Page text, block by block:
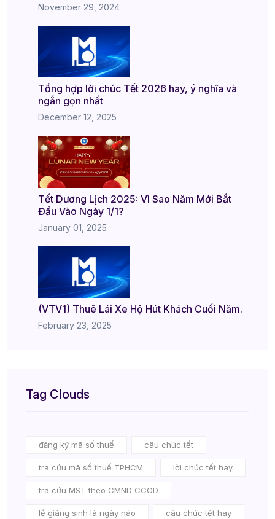
November 29, 2024
Tổng hợp lời chúc Tết 2026 hay, ý nghĩa và
ngắn gọn nhất
December 12, 2025
Tết Dương Lịch 2025: Vì Sao Năm Mới Bắt
Đầu Vào Ngày 1/1?
January 01, 2025
(VTV1) Thuê Lái Xe Hộ Hút Khách Cuối Năm.
February 23, 2025
Tag Clouds
đăng ký mã số thuế câu chúc tết
tra cứu mã số thuế TPHCM lời chúc tết hay
tra cứu MST theo CMND CCCD
lễ giáng sinh là ngày nào câu chúc tết hay